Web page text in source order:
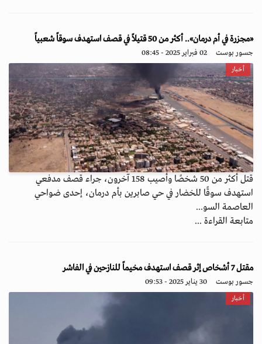
«مجزرة في أم درمان».. أكثر من 50 قتيلاً في قصف استهدف سوقاً شعبياً
جسور بوست 02 فبراير 2025 - 08:45
أخبار
قتل أكثر من 50 شخصًا وأصيب 158 آخرون، جراء قصف مدفعي
استهدف سوقًا للخضار في حي صابرين بأم درمان، إحدى ضواحي
العاصمة السو...
متابعة القراءة ...
مقتل 7 أشخاص إثر قصف استهدف مخيماً للنازحين في الفاشر
جسور بوست 30 يناير 2025 - 09:53
أخبار